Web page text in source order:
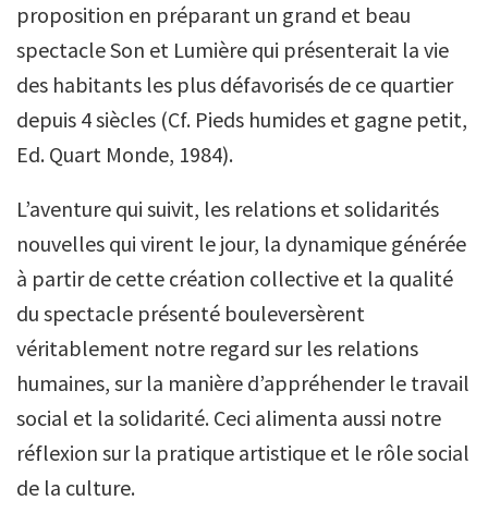
proposition en préparant un grand et beau
spectacle Son et Lumière qui présenterait la vie
des habitants les plus défavorisés de ce quartier
depuis 4 siècles (Cf. Pieds humides et gagne petit,
Ed. Quart Monde, 1984).
L’aventure qui suivit, les relations et solidarités
nouvelles qui virent le jour, la dynamique générée
à partir de cette création collective et la qualité
du spectacle présenté bouleversèrent
véritablement notre regard sur les relations
humaines, sur la manière d’appréhender le travail
social et la solidarité. Ceci alimenta aussi notre
réflexion sur la pratique artistique et le rôle social
de la culture.